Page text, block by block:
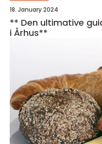
18. January 2024
** Den ultimative
i Århus**